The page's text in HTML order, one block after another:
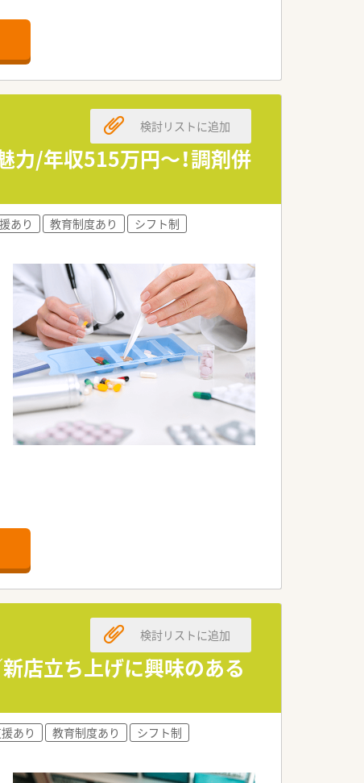
。
力/年収515万円～！調剤併
検討リストに追加
あり 教育制度あり
シフト制
。
店立ち上げに興味のある
検討リストに追加
あり 教育制度あり
シフト制